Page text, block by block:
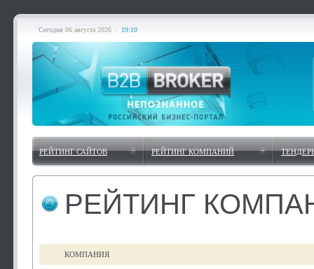
Сегодня 06 августа 2026 19:10
РЕЙТИНГ САЙТОВ РЕЙТИНГ КОМПАНИЙ
РЕЙТИНГ
КОМПАНИЯ